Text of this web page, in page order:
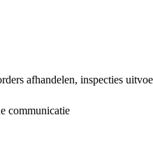
afhandelen, inspecties
communicatie